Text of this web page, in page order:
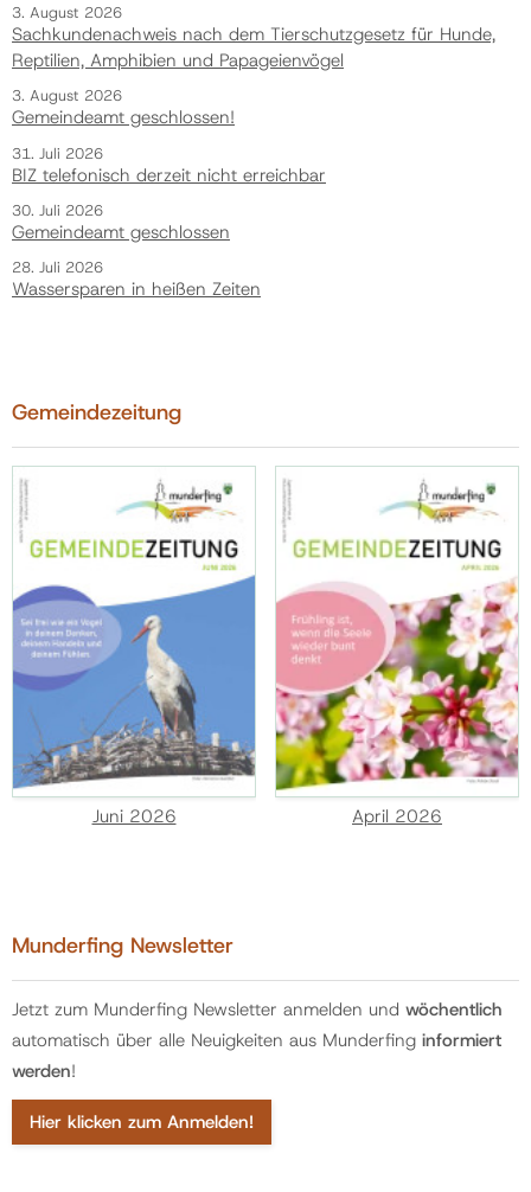
3. August 2026
Sachkundenachweis nach dem Tierschutzgesetz für Hunde,
Reptilien, Amphibien und Papageienvögel
3. August 2026
Gemeindeamt geschlossen!
31. Juli 2026
BIZ telefonisch derzeit nicht erreichbar
30. Juli 2026
Gemeindeamt geschlossen
28. Juli 2026
Wassersparen in heißen Zeiten
Gemeindezeitung
Juni 2026 April 2026
Munderfing Newsletter
Jetzt zum Munderfing Newsletter anmelden und wöchentlich
automatisch über alle Neuigkeiten aus Munderfing informiert
werden!
Hier klicken zum Anmelden!